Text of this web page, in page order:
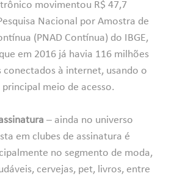
movimentou R$ 47,7
Nacional por Amostra de
(PNAD Contínua) do IBGE,
em 2016 já havia 116 milhões
conectados à internet, usando o
meio de acesso.
– ainda no universo
em clubes de assinatura é
no segmento de moda,
cervejas, pet, livros, entre